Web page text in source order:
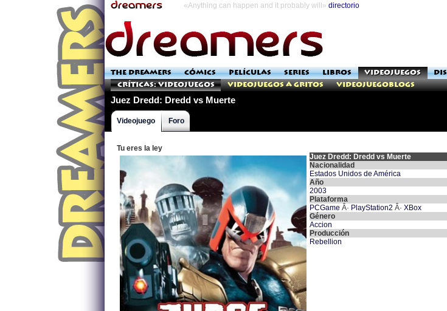
«Anything can happen and it probably will» directorio
THE DREAMERS CÓMICS PELÍCULAS SERIES LIBROS VIDEOJUEGOS
Críticas: Videojuegos
Videojuegos a Gritos Videojuegoblogs
Juez Dredd: Dredd vs Muerte
Videojuego Foro
Tu eres la ley
Juez Dredd: Dredd vs Muerte
Nacionalidad
Estados Unidos de América
Año
2003
Plataforma
PCGame Â· PlayStation2 Â· XBox
Género
Accion
Producción
Rebellion